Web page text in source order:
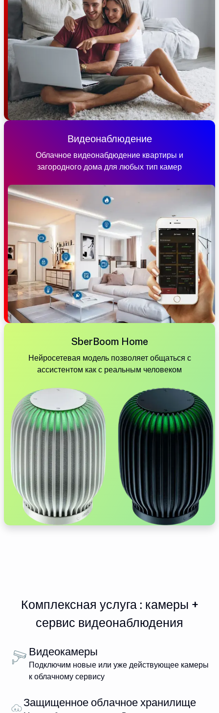
Видеонаблюдение
Облачное видеонабдюдение квартиры и
загородного дома для любых тип камер
SberBoom Home
Нейросетевая модель позволяет общаться с
ассистентом как с реальным человеком
Комплексная услуга : камеры +
сервис видеонаблюдения
Видеокамеры
Подключим новые или уже действующее камеры
к облачному сервису
Защищенное облачное хранилище